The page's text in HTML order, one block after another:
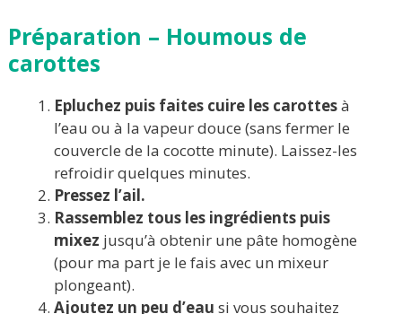
Préparation – Houmous de
carottes
Epluchez puis faites cuire les carottesà
l’eau ou à la vapeur douce (sans fermer le
couvercle de la cocotte minute). Laissez-les
refroidir quelques minutes.
Pressez l’ail.
Rassemblez tous les ingrédients puis
mixez jusqu’à obtenir une pâte homogène
(pour ma part je le fais avec un mixeur
plongeant).
Ajoutez un peu d’eau si vous souhaitez